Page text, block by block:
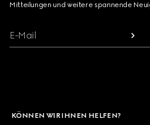
Mitteilungen und weitere spannende
E-Mail
KÖNNEN WIR IHNEN HELFEN?